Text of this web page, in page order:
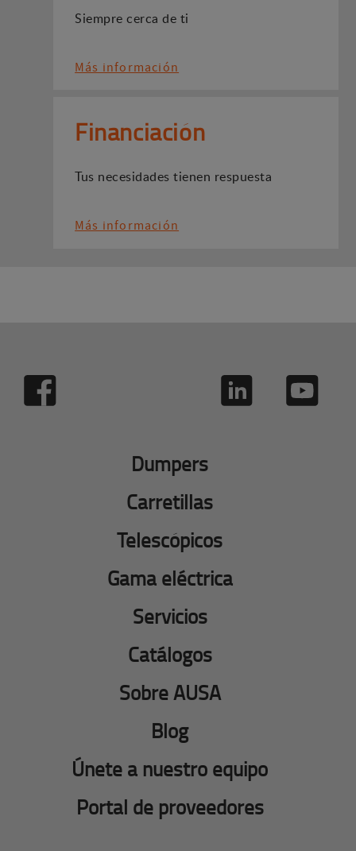
Siempre cerca de ti
Más información
Financiación
Tus necesidades tienen respuesta
Más información
Dumpers
Carretillas
Telescópicos
Gama eléctrica
Servicios
Catálogos
Sobre AUSA
Blog
Únete a nuestro equipo
Portal de proveedores